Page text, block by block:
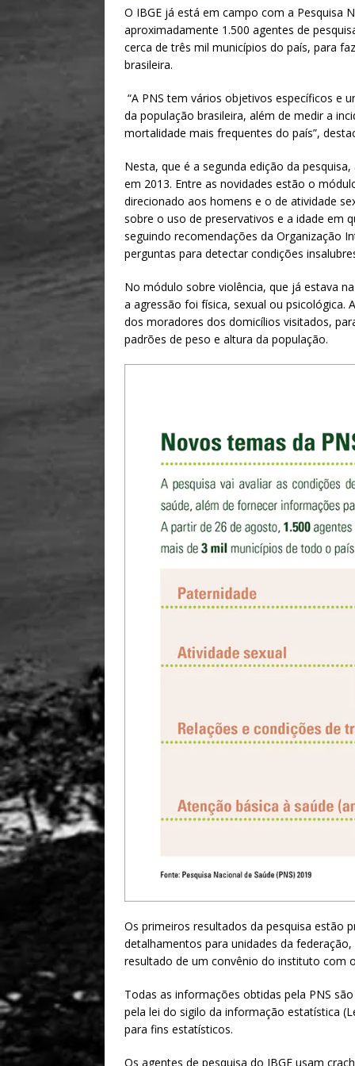
at
s
A
p
p
ai
l
ar
e
O IBGE já está em campo com a Pesquisa
aproximadamente 1.500 agentes de
cerca de três mil municípios do país, para
brasileira.
“A PNS tem vários objetivos específicos e
da população brasileira, além de medir a
mortalidade mais frequentes do país”,
Nesta, que é a segunda edição da
em 2013. Entre as novidades estão o
direcionado aos homens e o de atividade
sobre o uso de preservativos e a idade em
seguindo recomendações da Organização
perguntas para detectar condições
No módulo sobre violência, que já estava
a agressão foi física, sexual ou psicológica.
dos moradores dos domicílios visitados,
padrões de peso e altura da população.
Os primeiros resultados da pesquisa estão
detalhamentos para unidades da
resultado de um convênio do instituto com
Todas as informações obtidas pela PNS
pela lei do sigilo da informação estatística
para fins estatísticos.
Os agentes de pesquisa do IBGE usam